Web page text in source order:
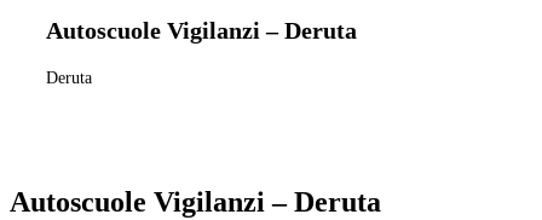
Autoscuole Vigilanzi – Deruta
Deruta
Autoscuole Vigilanzi – Deruta